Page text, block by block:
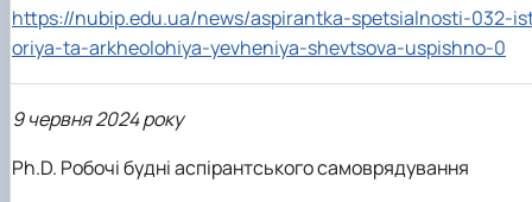
https://nubip.edu.ua/news/aspirantka-spetsialnosti-032-
oriya-ta-arkheolohiya-yevheniya-shevtsova-uspishno-0
9 червня 2024 року
Ph.D. Робочі будні аспірантського самоврядування